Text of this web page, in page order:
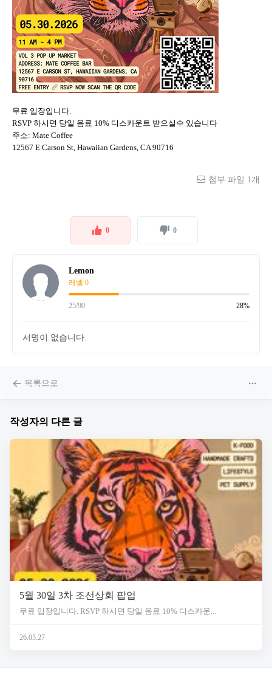
무료 입장입니다.
RSVP 하시면 당일 음료 10% 디스카운트 받으실수 있습니다
주소: Mate Coffee
12567 E Carson St, Hawaiian Gardens, CA 90716
첨부 파일 1개
0 0
Lemon
레벨 0
25/90 28%
서명이 없습니다.
목록으로
작성자의 다른 글
5월 30일 3차 조선상회 팝업
무료 입장입니다. RSVP 하시면 당일 음료 10% 디스카운...
26.05.27